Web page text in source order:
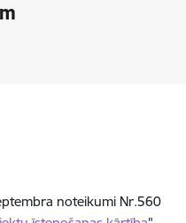
noteikumi Nr.560